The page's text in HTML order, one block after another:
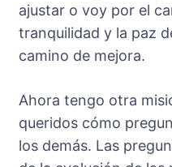
ajustar o voy por el
tranquilidad y la paz
camino de mejora.
Ahora tengo otra
queridos cómo
los demás. Las